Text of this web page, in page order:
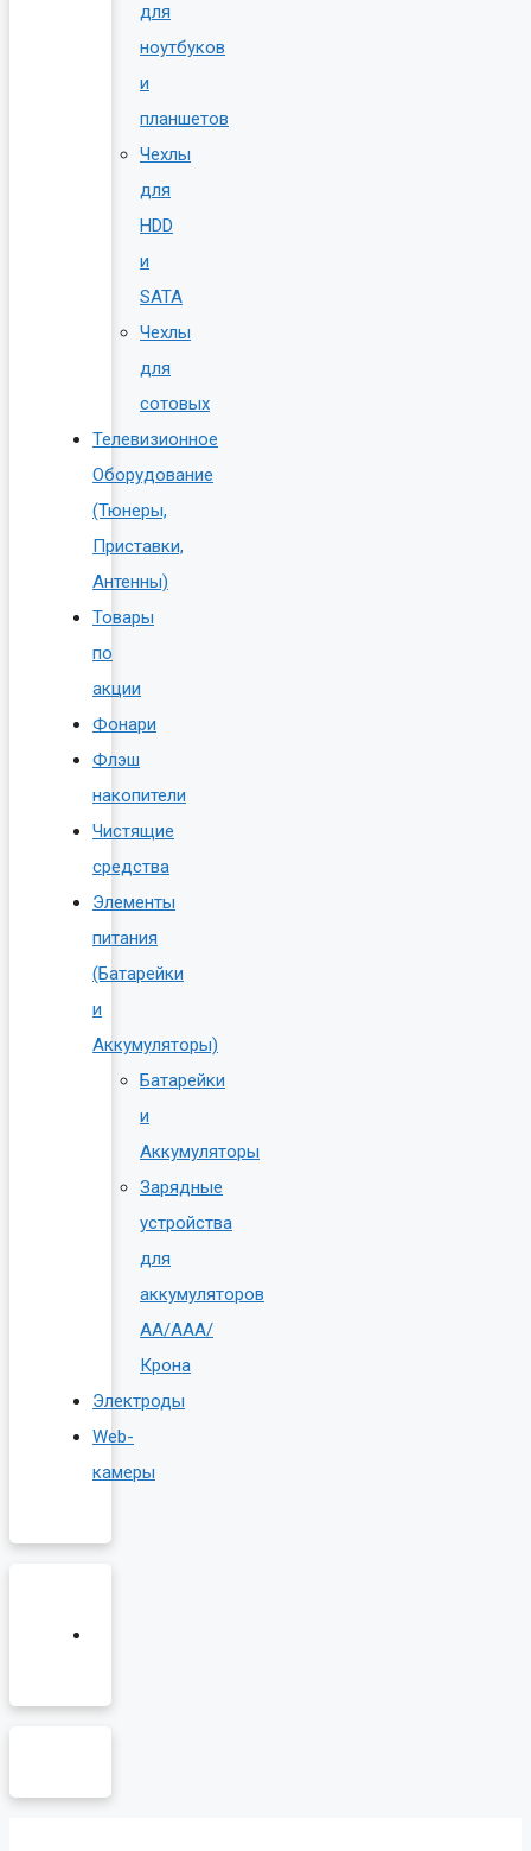
для
ноутбуков
и
планшетов
Чехлы
для
HDD
и
SATA
Чехлы
для
сотовых
Телевизионное
Оборудование
(Тюнеры,
Приставки,
Антенны)
Товары
по
акции
Фонари
Флэш
накопители
Чистящие
средства
Элементы
питания
(Батарейки
и
Аккумуляторы)
Батарейки
и
Аккумуляторы
Зарядные
устройства
для
аккумуляторов
AA/AAA/
Крона
Электроды
Web-
камеры